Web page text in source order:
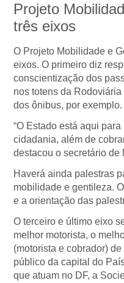
Projeto
três eixos
O Projeto Mobilidade e
eixos. O primeiro diz
conscientização dos
nos totens da
dos ônibus, por exemplo.
“O Estado está aqui
cidadania, além de
destacou o secretário
Haverá ainda palestras
mobilidade e gentileza.
e a orientação das
O terceiro e último eixo
melhor motorista, o
(motorista e cobrador)
público da capital do
que atuam no DF, a